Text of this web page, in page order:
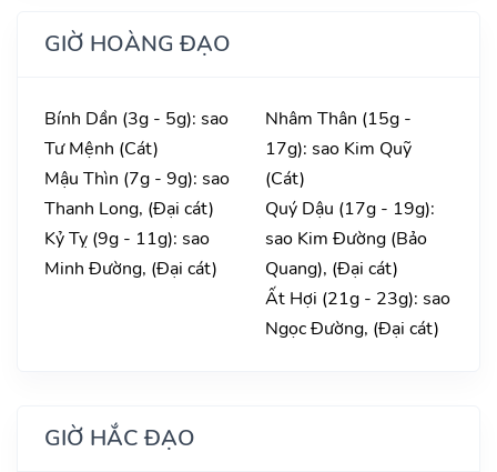
GIỜ HOÀNG ĐẠO
Bính Dần (3g - 5g): sao
Tư Mệnh (Cát)
Mậu Thìn (7g - 9g): sao
Thanh Long, (Đại cát)
Kỷ Tỵ (9g - 11g): sao
Minh Đường, (Đại cát)
Nhâm Thân (15g -
17g): sao Kim Quỹ
(Cát)
Quý Dậu (17g - 19g):
sao Kim Đường (Bảo
Quang), (Đại cát)
Ất Hợi (21g - 23g): sao
Ngọc Đường, (Đại cát)
GIỜ HẮC ĐẠO